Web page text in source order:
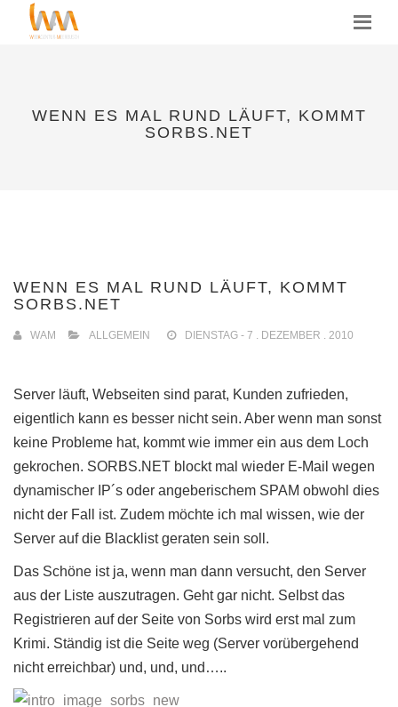
MENU
WENN ES MAL RUND LÄUFT, KOMMT
SORBS.NET
WENN ES MAL RUND LÄUFT, KOMMT
SORBS.NET
WAM ALLGEMEIN DIENSTAG - 7 . DEZEMBER . 2010
Server läuft, Webseiten sind parat, Kunden zufrieden,
eigentlich kann es besser nicht sein. Aber wenn man sonst
keine Probleme hat, kommt wie immer ein aus dem Loch
gekrochen. SORBS.NET blockt mal wieder E-Mail wegen
dynamischer IP´s oder angeberischem SPAM obwohl dies
nicht der Fall ist. Zudem möchte ich mal wissen, wie der
Server auf die Blacklist geraten sein soll.
Das Schöne ist ja, wenn man dann versucht, den Server
aus der Liste auszutragen. Geht gar nicht. Selbst das
Registrieren auf der Seite von Sorbs wird erst mal zum
Krimi. Ständig ist die Seite weg (Server vorübergehend
nicht erreichbar) und, und, und…..